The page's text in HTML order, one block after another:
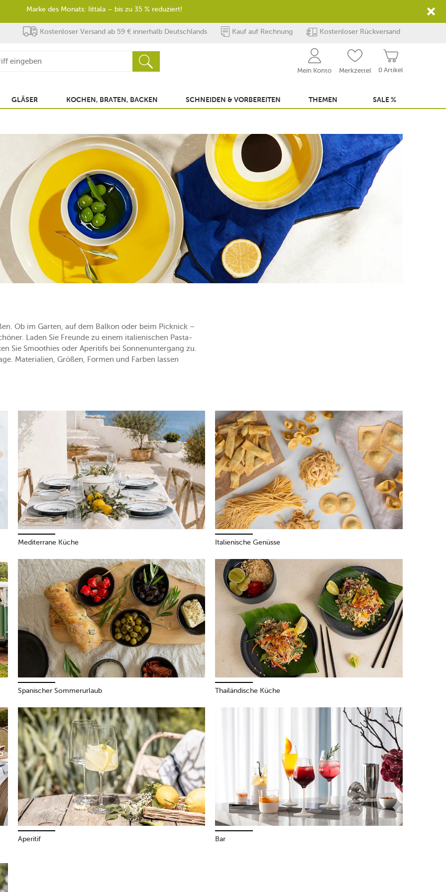
Kostenloser Versand ab 59 € innerhalb Deutschlands Kauf auf Rechnung Kostenloser Rückversand
0 Artikel
Mein Konto Merkzettel
GLÄSER KOCHEN, BRATEN, BACKEN SCHNEIDEN & VORBEREITEN THEMEN SALE %
Ob im Garten, auf dem Balkon oder beim Picknick –
Laden Sie Freunde zu einem italienischen Pasta-
Sie Smoothies oder Aperitifs bei Sonnenuntergang zu.
Materialien, Größen, Formen und Farben lassen
Mediterrane Küche Italienische Genüsse
Spanischer Sommerurlaub Thailändische Küche
Aperitif Bar
Marke des Monats: Iittala – bis zu 35 % reduziert!